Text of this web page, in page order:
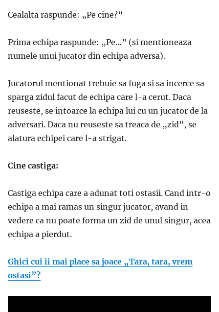
Cealalta raspunde: „Pe cine?”
Prima echipa raspunde: „Pe…” (si mentioneaza
numele unui jucator din echipa adversa).
Jucatorul mentionat trebuie sa fuga si sa incerce sa
sparga zidul facut de echipa care l-a cerut. Daca
reuseste, se intoarce la echipa lui cu un jucator de la
adversari. Daca nu reuseste sa treaca de „zid”, se
alatura echipei care l-a strigat.
Cine castiga:
Castiga echipa care a adunat toti ostasii. Cand intr-o
echipa a mai ramas un singur jucator, avand in
vedere ca nu poate forma un zid de unul singur, acea
echipa a pierdut.
Ghici cui ii mai place sa joace „Tara, tara, vrem
ostasi”?